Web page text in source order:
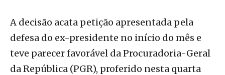
A decisão acata petição apresentada pela
defesa do ex-presidente no início do mês e
teve parecer favorável da Procuradoria-Geral
da República (PGR), proferido nesta quarta